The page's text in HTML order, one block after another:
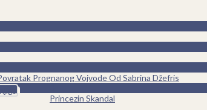
Prognanog Vojvode Od Sabrina Džefris
Princezin Skandal